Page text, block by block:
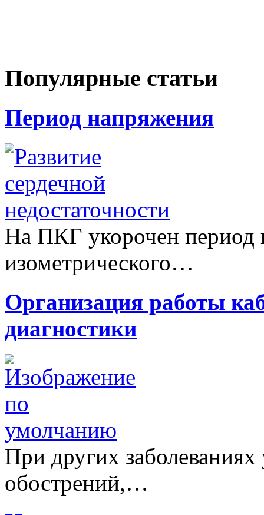
Популярные статьи
Период напряжения
На ПКГ укорочен период
изометрического…
Организация работы
диагностики
При других заболеваниях
обострений,…